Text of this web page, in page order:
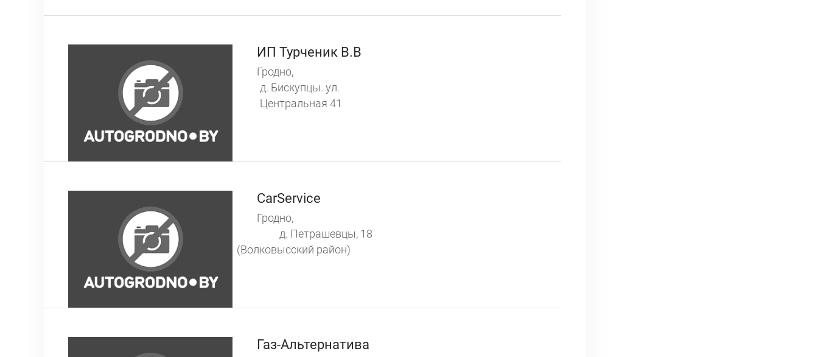
ИП Турченик В.В
Гродно,
д. Бискупцы. ул.
Центральная 41
CarService
Гродно,
д. Петрашевцы, 18
(Волковысский район)
Газ-Альтернатива